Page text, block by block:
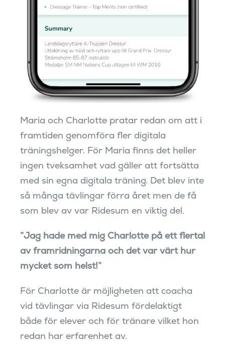
Maria och Charlotte pratar redan om att i
framtiden genomföra fler digitala
träningshelger. För Maria finns det heller
ingen tveksamhet vad gäller att fortsätta
med sin egna digitala träning. Det blev inte
så många tävlingar förra året men de få
som blev av var Ridesum en viktig del.
”Jag hade med mig Charlotte på ett flertal
av framridningarna och det var värt hur
mycket som helst!”
För Charlotte är möjligheten att coacha
vid tävlingar via Ridesum fördelaktigt
både för elever och för tränare vilket hon
redan har erfarenhet av.